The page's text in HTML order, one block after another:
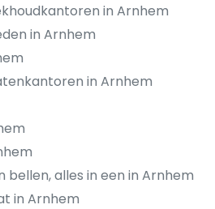
in Arnhem
in Arnhem
in Arnhem
bellen, alles in een in Arnhem
in Arnhem